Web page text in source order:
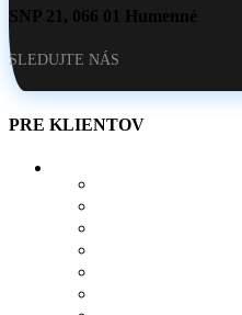
SNP 21, 066 01 Humenné
SLEDUJTE NÁS
PRE KLIENTOV